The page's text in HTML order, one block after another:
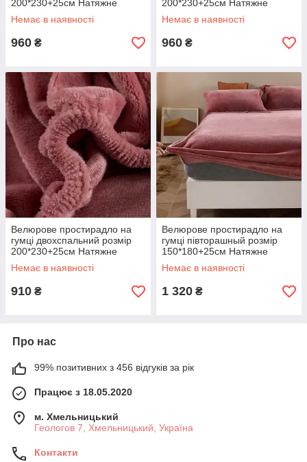
200*230+25см Натяжне
простирадло на матрац або
диван
Немає в наявності
960 ₴
200*230+25см Натяжне
простирадло на матрац або
диван
Немає в наявності
960 ₴
Велюрове простирадло на
гумці двохспальний розмір
200*230+25см Натяжне
простирадло на матрац або
диван
Немає в наявності
910 ₴
Велюрове простирадло на
гумці півторашный розмір
150*180+25см Натяжне
простирадло на матрац або
диван
Немає в наявності
1 320 ₴
Про нас
99% позитивних з 456 відгуків за рік
Працює з 18.05.2020
м. Хмельницький
Геологов 7, Хмельницький, Україна
Контакти